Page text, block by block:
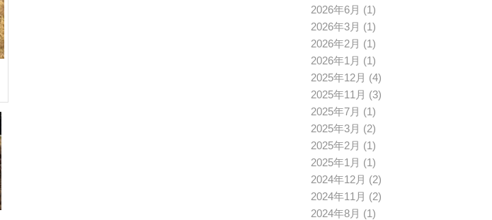
2026年6月 (1)
2026年3月 (1)
2026年2月 (1)
2026年1月 (1)
2025年12月 (4)
2025年11月 (3)
2025年7月 (1)
2025年3月 (2)
2025年2月 (1)
2025年1月 (1)
2024年12月 (2)
2024年11月 (2)
2024年8月 (1)